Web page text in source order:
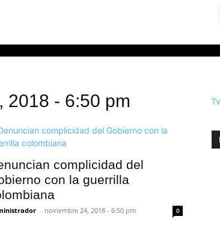
2018 - 6:50 pm
complicidad del
con la guerrilla
- noviembre 24, 2018 - 6:50 pm 0